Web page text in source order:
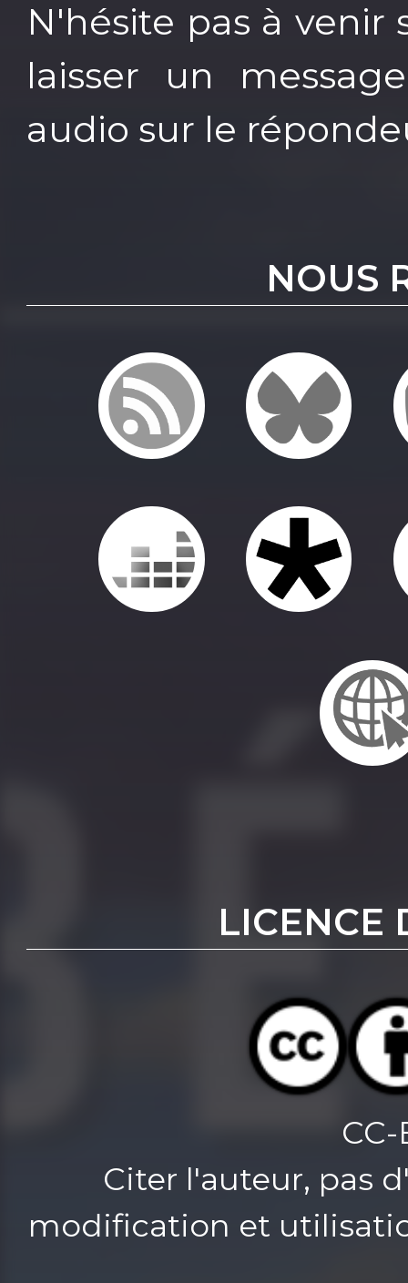
N'hésite pas à
laisser un
audio sur le
NOUS
LICENCE
CC-
Citer l'auteur, pas
modification et